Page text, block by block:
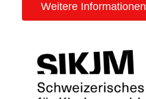
Weitere Informationen